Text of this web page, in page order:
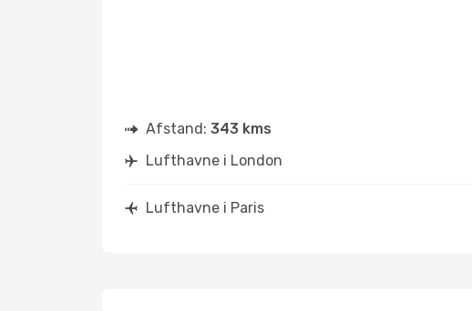
Afstand: 343 kms
Lufthavne i London
Lufthavne i Paris